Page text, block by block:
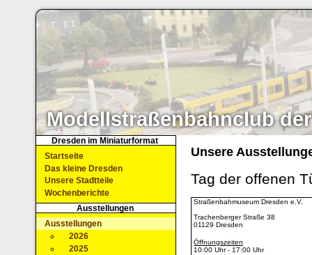
Modellstraßenbahnclub der
Unsere
Tag der offenen
Straßenbahmuseum Dresden e.V.
Trachenberger Straße 38
01129 Dresden
Öffnungszeiten
10:00 Uhr - 17:00 Uhr
Dresden im Miniaturformat
Startseite
Das kleine Dresden
Unsere Stadtteile
Wochenberichte
Ausstellungen
Ausstellungen
2026
2025